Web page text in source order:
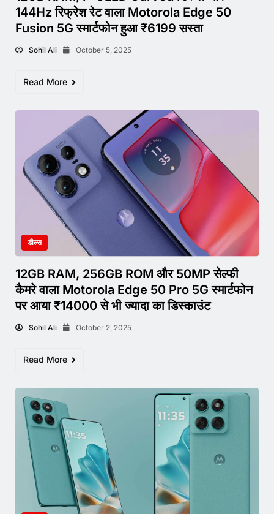
144Hz रिफ्रेश रेट वाला Motorola Edge 50
Fusion 5G स्मार्टफोन हुआ ₹6199 सस्ता
Sohil Ali October 5, 2025
Read More
डील्स
12GB RAM, 256GB ROM और 50MP सेल्फी
कैमरे वाला Motorola Edge 50 Pro 5G स्मार्टफोन
पर आया ₹14000 से भी ज्यादा का डिस्काउंट
Sohil Ali October 2, 2025
Read More